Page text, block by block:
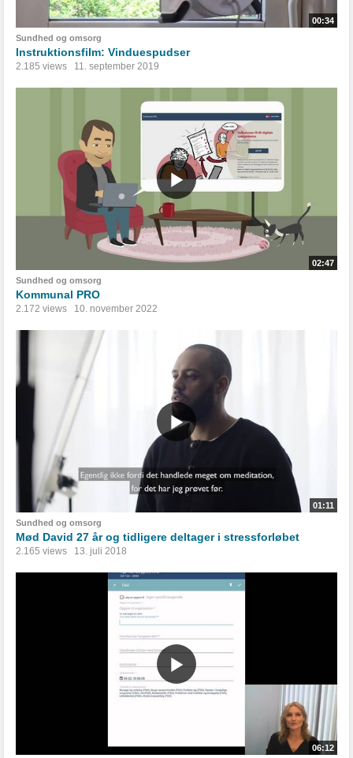
00:34
Sundhed og omsorg
Instruktionsfilm: Vinduespudser
2.185 views 11. september 2019
02:47
Sundhed og omsorg
Kommunal PRO
2.172 views 10. november 2022
01:11
Sundhed og omsorg
Mød David 27 år og tidligere deltager i stressforløbet
2.165 views 13. juli 2018
06:12